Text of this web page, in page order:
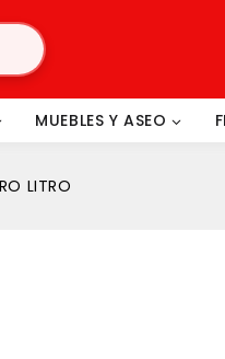
MUEBLES Y ASEO
LITRO